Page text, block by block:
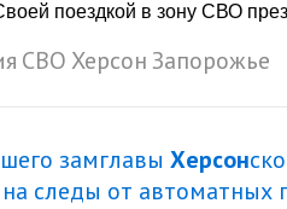
поездкой в зону СВО
СВО Херсон Запорожье
замглавы Херсон
следы от автоматных